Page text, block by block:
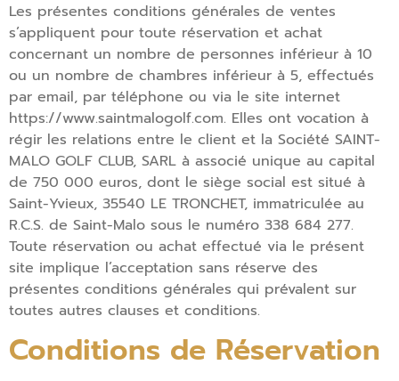
Les présentes conditions générales de ventes
s’appliquent pour toute réservation et achat
concernant un nombre de personnes inférieur à 10
ou un nombre de chambres inférieur à 5, effectués
par email, par téléphone ou via le site internet
https://www.saintmalogolf.com. Elles ont vocation à
régir les relations entre le client et la Société SAINT-
MALO GOLF CLUB, SARL à associé unique au capital
de 750 000 euros, dont le siège social est situé à
Saint-Yvieux, 35540 LE TRONCHET, immatriculée au
R.C.S. de Saint-Malo sous le numéro 338 684 277.
Toute réservation ou achat effectué via le présent
site implique l’acceptation sans réserve des
présentes conditions générales qui prévalent sur
toutes autres clauses et conditions.
Conditions de Réservation